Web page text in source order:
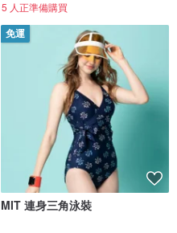
5 人正準備購買
免運
MIT 連身三角泳裝